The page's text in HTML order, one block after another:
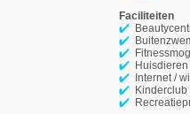
Faciliteiten
Internet /
Kinderclub